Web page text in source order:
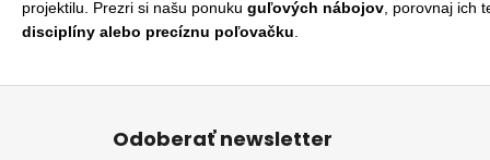
projektilu. Prezri si našu ponuku guľových nábojov, porovnaj ich
disciplíny alebo precíznu poľovačku.
Odoberať newsletter